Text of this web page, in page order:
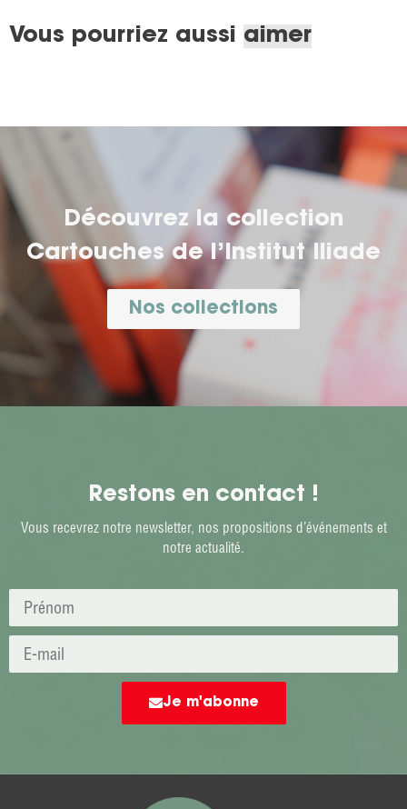
Vous pourriez aussi aimer
Découvrez la collection
Cartouches de l’Institut Iliade
Nos collections
Restons en contact !
Vous recevrez notre newsletter, nos propositions d’événements et
notre actualité.
Je m'abonne